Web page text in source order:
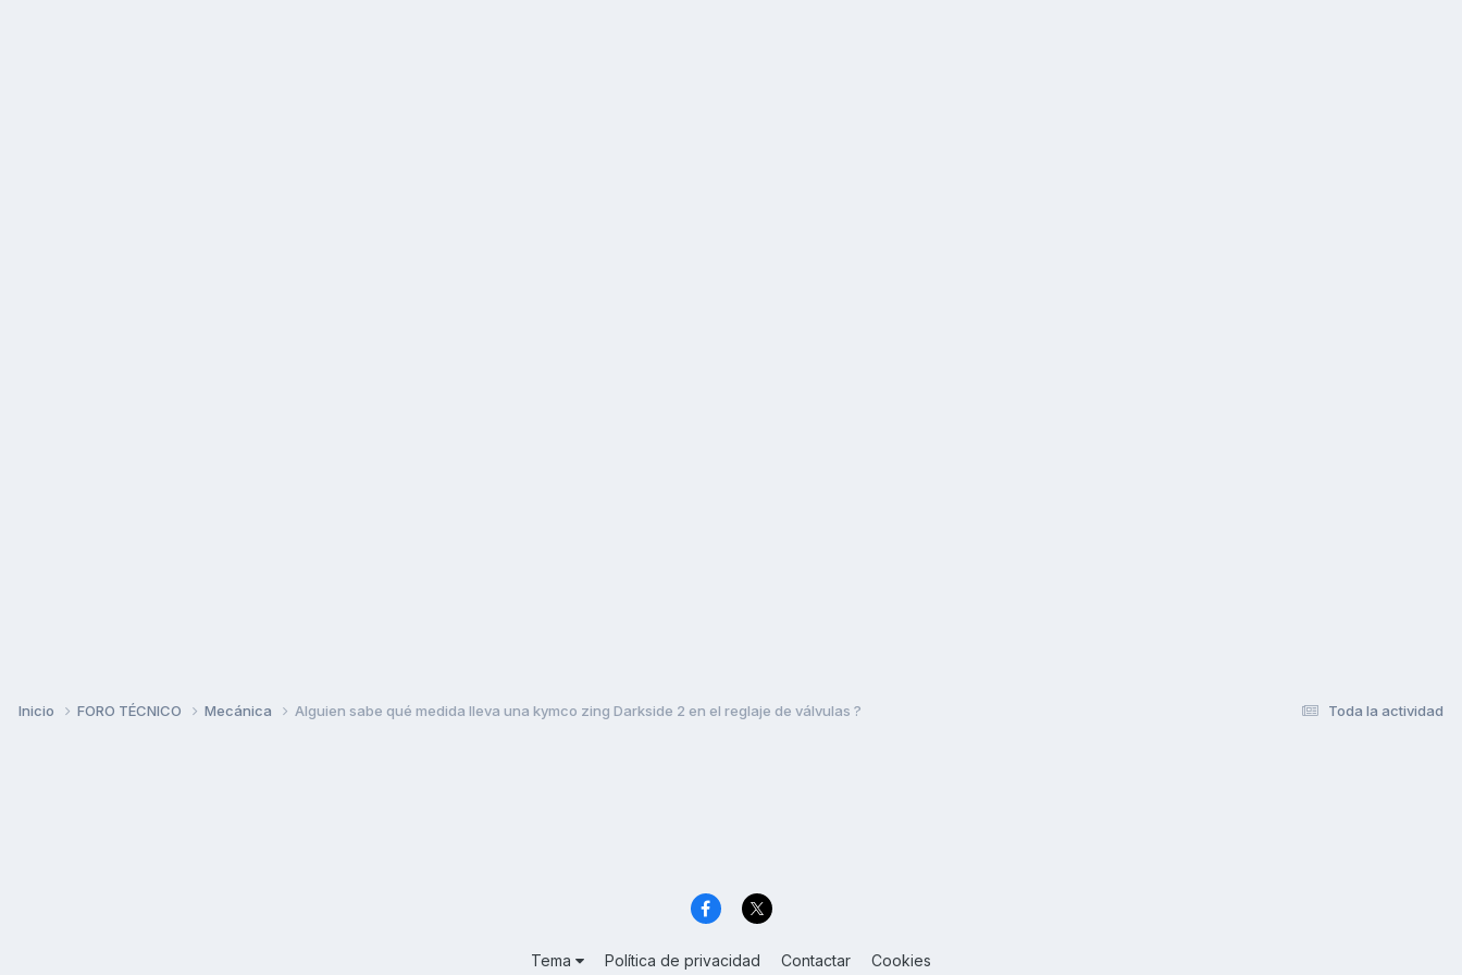
Toda la actividad
Inicio FORO TÉCNICO Mecánica Alguien sabe qué medida lleva una kymco zing Darkside 2 en el reglaje de válvulas ?
Tema Política de privacidad Contactar Cookies